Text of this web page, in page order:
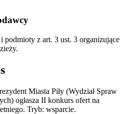
podmioty z art. 3 ust. 3 organizujące
Miasta Piły (Wydział Spraw
ogłasza II konkurs ofert na
Tryb: wsparcie.